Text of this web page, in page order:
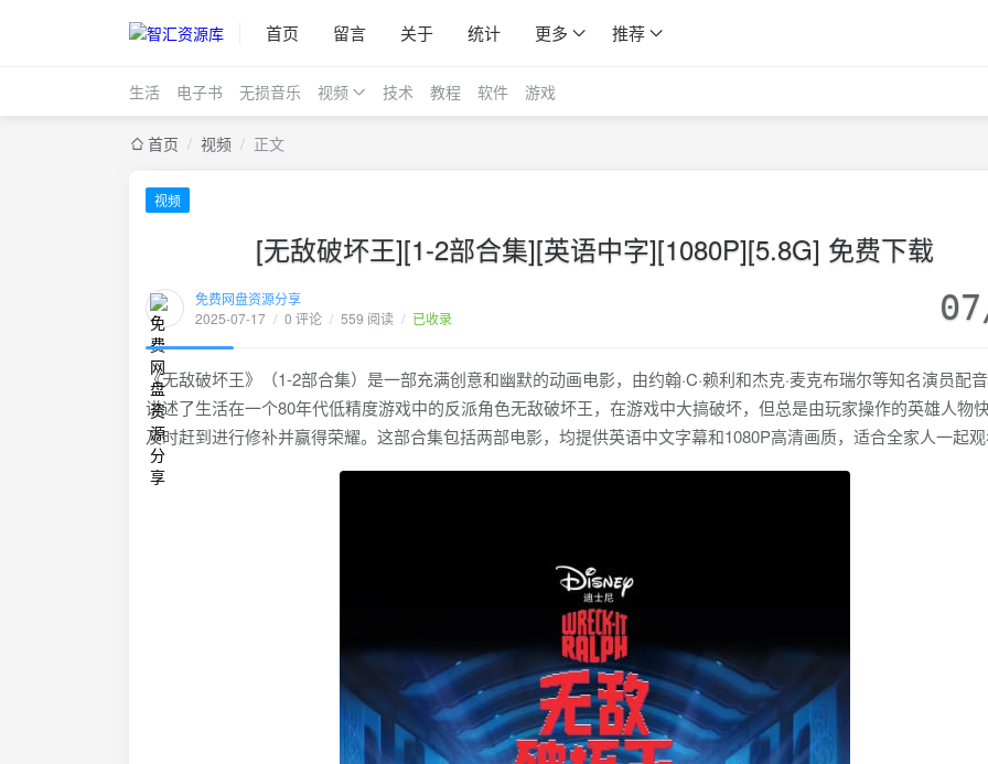
首页 留言 关于 统计 更多 推荐
生活 电子书 无损音乐 视频 技术 教程 软件 游戏
首页 / 视频 / 正文
视频
[无敌破坏王][1-2部合集][英语中字][1080P][5.8G] 免费下载
免费网盘资源分享
2025-07-17 / 0 评论 / 559 阅读 / 已收录
《无敌破坏王》（1-2部合集）是一部充满创意和幽默的动画电影，由约翰·C·赖利和杰克·麦克布瑞尔等知名演员配
讲述了生活在一个80年代低精度游戏中的反派角色无敌破坏王，在游戏中大搞破坏，但总是由玩家操作的英雄人物
及时赶到进行修补并赢得荣耀。这部合集包括两部电影，均提供英语中文字幕和1080P高清画质，适合全家人一起观